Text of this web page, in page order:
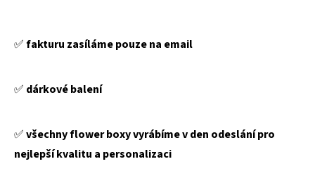
✅️fakturu zasíláme pouze na email
✅️ dárkové balení
✅️všechny flower boxy vyrábíme v den odeslání pro
nejlepší kvalitu a personalizaci